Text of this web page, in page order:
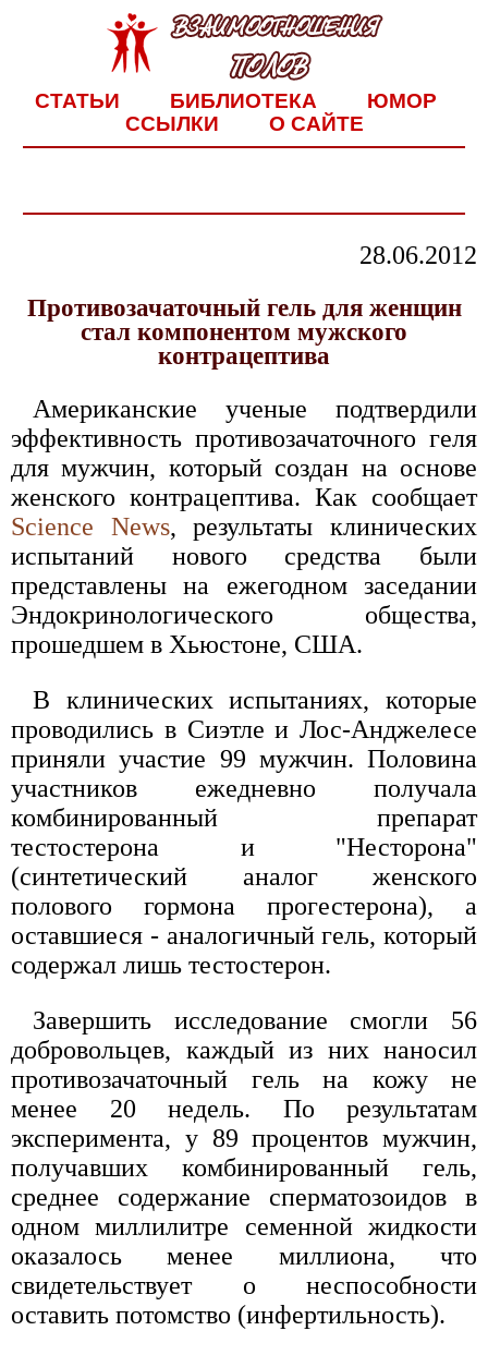
СТАТЬИ БИБЛИОТЕКА
ЮМОР
ССЫЛКИ
О САЙТЕ
28.06.2012
Противозачаточный гель для женщин
стал компонентом мужского
контрацептива
Американские ученые подтвердили
эффективность противозачаточного геля
для мужчин, который создан на основе
женского контрацептива. Как сообщает
Science News, результаты клинических
испытаний нового средства были
представлены на ежегодном заседании
Эндокринологического общества,
прошедшем в Хьюстоне, США.
В клинических испытаниях, которые
проводились в Сиэтле и Лос-Анджелесе
приняли участие 99 мужчин. Половина
участников ежедневно получала
комбинированный препарат
тестостерона и "Несторона"
(синтетический аналог женского
полового гормона прогестерона), а
оставшиеся - аналогичный гель, который
содержал лишь тестостерон.
Завершить исследование смогли 56
добровольцев, каждый из них наносил
противозачаточный гель на кожу не
менее 20 недель. По результатам
эксперимента, у 89 процентов мужчин,
получавших комбинированный гель,
среднее содержание сперматозоидов в
одном миллилитре семенной жидкости
оказалось менее миллиона, что
свидетельствует о неспособности
оставить потомство (инфертильность).